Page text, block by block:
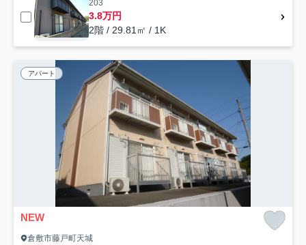
203
3.8万円
2階 / 29.81㎡ / 1K
アパート
NEW
倉敷市藤戸町天城